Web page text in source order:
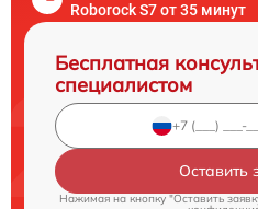
Roborock S7 от 35 минут
Бесплатная
специалистом
Оставить
Нажимая на кнопку "Оставить